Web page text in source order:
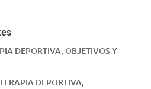
DEPORTIVA, OBJETIVOS Y
DEPORTIVA,